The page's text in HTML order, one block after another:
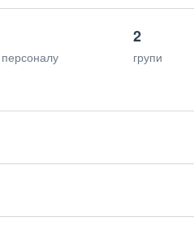
персоналу
2
групи